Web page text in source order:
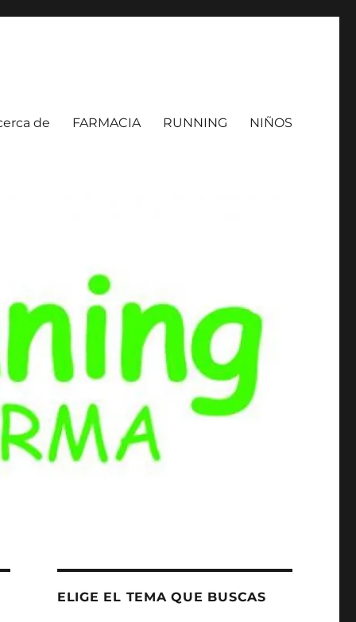
de FARMACIA RUNNING NIÑOS
ELIGE EL TEMA QUE BUSCAS